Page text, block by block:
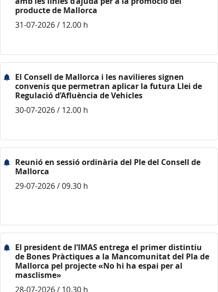
producte de Mallorca
31-07-2026 / 12.00 h
El Consell de Mallorca i les navilieres signen
convenis que permetran aplicar la futura Llei de
Regulació d’Afluència de Vehicles
30-07-2026 / 12.00 h
Reunió en sessió ordinària del Ple del Consell de
Mallorca
29-07-2026 / 09.30 h
El president de l’IMAS entrega el primer distintiu
de Bones Pràctiques a la Mancomunitat del Pla de
Mallorca pel projecte «No hi ha espai per al
masclisme»
28-07-2026 / 10.30 h